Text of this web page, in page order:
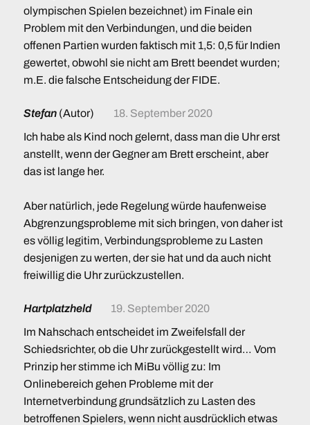
olympischen Spielen bezeichnet) im Finale ein
Problem mit den Verbindungen, und die beiden
offenen Partien wurden faktisch mit 1,5: 0,5 für Indien
gewertet, obwohl sie nicht am Brett beendet wurden;
m.E. die falsche Entscheidung der FIDE.
Stefan (Autor)
18. September 2020
Ich habe als Kind noch gelernt, dass man die Uhr erst
anstellt, wenn der Gegner am Brett erscheint, aber
das ist lange her.
Aber natürlich, jede Regelung würde haufenweise
Abgrenzungsprobleme mit sich bringen, von daher ist
es völlig legitim, Verbindungsprobleme zu Lasten
desjenigen zu werten, der sie hat und da auch nicht
freiwillig die Uhr zurückzustellen.
Hartplatzheld
19. September 2020
Im Nahschach entscheidet im Zweifelsfall der
Schiedsrichter, ob die Uhr zurückgestellt wird… Vom
Prinzip her stimme ich MiBu völlig zu: Im
Onlinebereich gehen Probleme mit der
Internetverbindung grundsätzlich zu Lasten des
betroffenen Spielers, wenn nicht ausdrücklich etwas